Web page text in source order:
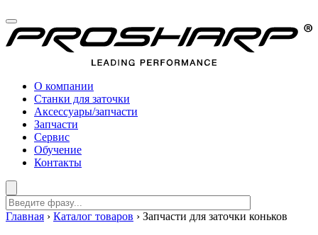
О компании
Станки для заточки
Аксессуары/запчасти
Запчасти
Сервис
Обучение
Контакты
Главная › Каталог товаров › Запчасти для заточки коньков